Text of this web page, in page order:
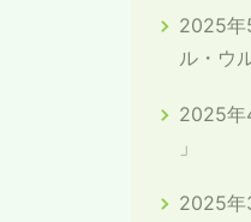
2025
ル・ウ
2025年
」
2025年